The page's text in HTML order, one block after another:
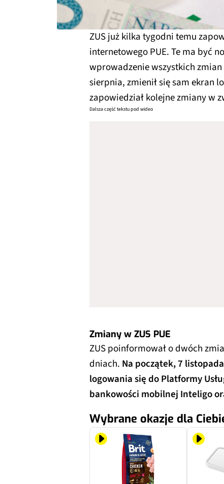
ZUS już kilka tygodni temu
internetowego PUE. Te ma być
wprowadzenie wszystkich
sierpnia, zmienił się sam ekran
zapowiedział kolejne zmiany w
Dalsza część tekstu pod wideo
Zmiany w ZUS PUE
ZUS poinformował o dwóch
dniach. Na początek, 7
logowania się do Platformy
bankowości mobilnej Inteligo
Wybrane okazje dla